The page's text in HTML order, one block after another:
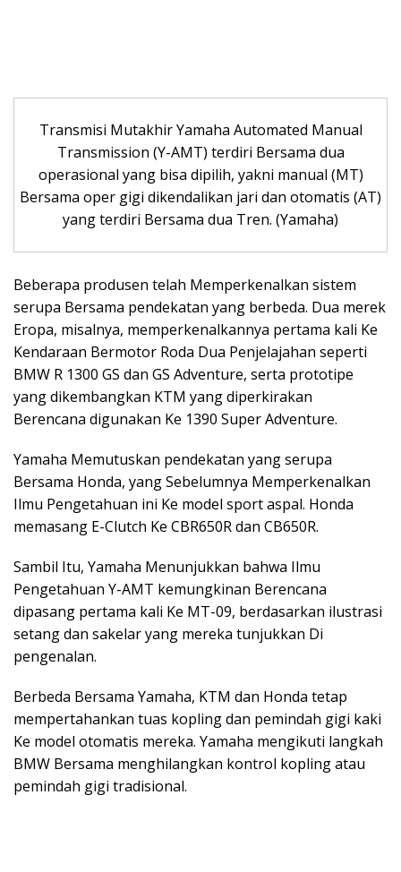
Transmisi Mutakhir Yamaha Automated Manual
Transmission (Y-AMT) terdiri Bersama dua
operasional yang bisa dipilih, yakni manual (MT)
Bersama oper gigi dikendalikan jari dan otomatis (AT)
yang terdiri Bersama dua Tren. (Yamaha)
Beberapa produsen telah Memperkenalkan sistem
serupa Bersama pendekatan yang berbeda. Dua merek
Eropa, misalnya, memperkenalkannya pertama kali Ke
Kendaraan Bermotor Roda Dua Penjelajahan seperti
BMW R 1300 GS dan GS Adventure, serta prototipe
yang dikembangkan KTM yang diperkirakan
Berencana digunakan Ke 1390 Super Adventure.
Yamaha Memutuskan pendekatan yang serupa
Bersama Honda, yang Sebelumnya Memperkenalkan
Ilmu Pengetahuan ini Ke model sport aspal. Honda
memasang E-Clutch Ke CBR650R dan CB650R.
Sambil Itu, Yamaha Menunjukkan bahwa Ilmu
Pengetahuan Y-AMT kemungkinan Berencana
dipasang pertama kali Ke MT-09, berdasarkan ilustrasi
setang dan sakelar yang mereka tunjukkan Di
pengenalan.
Berbeda Bersama Yamaha, KTM dan Honda tetap
mempertahankan tuas kopling dan pemindah gigi kaki
Ke model otomatis mereka. Yamaha mengikuti langkah
BMW Bersama menghilangkan kontrol kopling atau
pemindah gigi tradisional.